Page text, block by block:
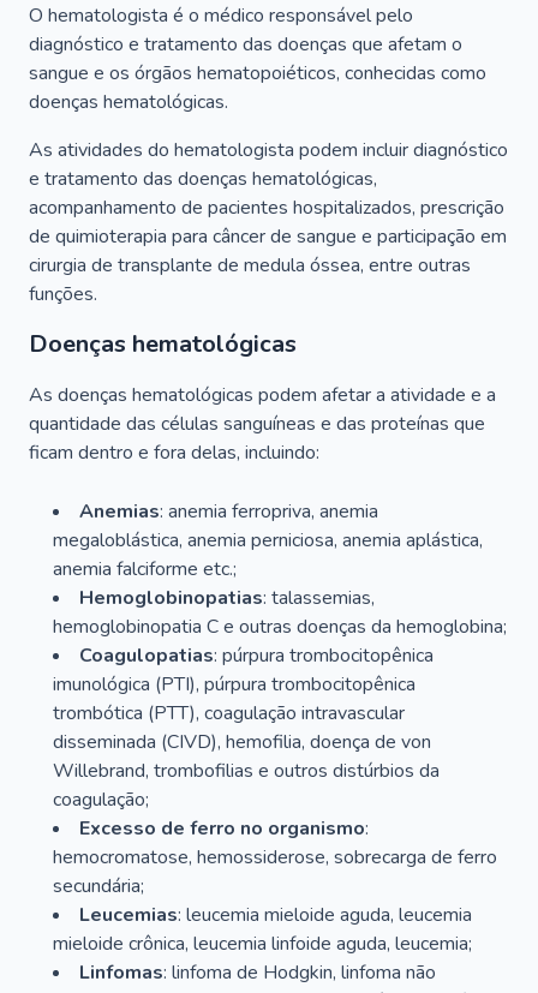
O hematologista é o médico responsável pelo
diagnóstico e tratamento das doenças que afetam o
sangue e os órgãos hematopoiéticos, conhecidas como
doenças hematológicas.
As atividades do hematologista podem incluir diagnóstico
e tratamento das doenças hematológicas,
acompanhamento de pacientes hospitalizados, prescrição
de quimioterapia para câncer de sangue e participação em
cirurgia de transplante de medula óssea, entre outras
funções.
Doenças hematológicas
As doenças hematológicas podem afetar a atividade e a
quantidade das células sanguíneas e das proteínas que
ficam dentro e fora delas, incluindo:
Anemias: anemia ferropriva, anemia
megaloblástica, anemia perniciosa, anemia aplástica,
anemia falciforme etc.;
Hemoglobinopatias: talassemias,
hemoglobinopatia C e outras doenças da hemoglobina;
Coagulopatias: púrpura trombocitopênica
imunológica (PTI), púrpura trombocitopênica
trombótica (PTT), coagulação intravascular
disseminada (CIVD), hemofilia, doença de von
Willebrand, trombofilias e outros distúrbios da
coagulação;
Excesso de ferro no organismo:
hemocromatose, hemossiderose, sobrecarga de ferro
secundária;
Leucemias: leucemia mieloide aguda, leucemia
mieloide crônica, leucemia linfoide aguda, leucemia;
Linfomas: linfoma de Hodgkin, linfoma não